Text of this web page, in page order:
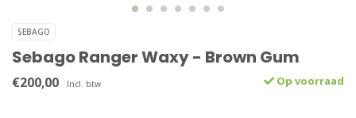
SEBAGO
Sebago Ranger Waxy - Brown Gum
€200,00 Incl. btw Op voorraad